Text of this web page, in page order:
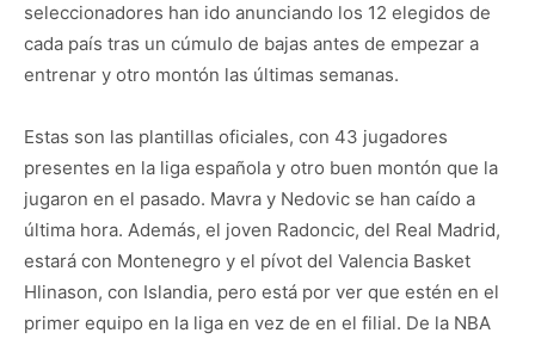
seleccionadores han ido anunciando los 12 elegidos de
cada país tras un cúmulo de bajas antes de empezar a
entrenar y otro montón las últimas semanas.
Estas son las plantillas oficiales, con 43 jugadores
presentes en la liga española y otro buen montón que la
jugaron en el pasado. Mavra y Nedovic se han caído a
última hora. Además, el joven Radoncic, del Real Madrid,
estará con Montenegro y el pívot del Valencia Basket
Hlinason, con Islandia, pero está por ver que estén en el
primer equipo en la liga en vez de en el filial. De la NBA